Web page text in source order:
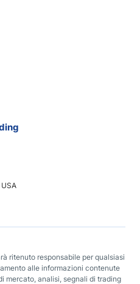
ritenuto responsabile per qualsiasi
alle informazioni contenute
mercato, analisi, segnali di trading